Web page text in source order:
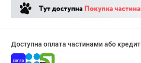
Доступна оплата частинами або кредит